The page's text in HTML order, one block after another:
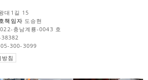
대1길 15
책임자 도승현
충남계룡-0043 호
300-3099
침